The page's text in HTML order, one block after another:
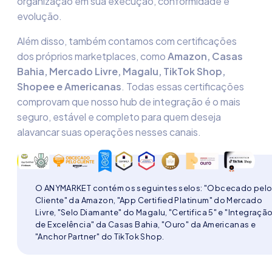
evolução.
Além disso, também contamos com certificações
dos próprios marketplaces, comoAmazon, Casas
Bahia, Mercado Livre, Magalu, TikTok Shop,
Shopee e Americanas. Todas essas certificações
comprovam que nosso hub de integração é o mais
seguro, estável e completo para quem deseja
alavancar suas operações nesses canais.
O ANYMARKET contém os seguintes selos: "Obcecado pelo
Cliente" da Amazon, "App Certified Platinum" do Mercado
Livre, "Selo Diamante" do Magalu, "Certifica 5" e
de Excelência" da Casas Bahia, "Ouro" da Americanas e
"Anchor Partner" do TikTok Shop.